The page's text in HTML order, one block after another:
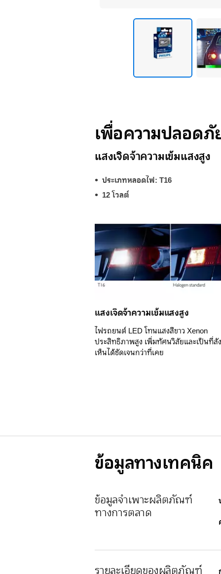
เพื่อความปลอด
แสงเจิดจ้าความเข้มแสงสูง
ประเภทหลอดไฟ: T16
12 โวลต์
แสงเจิดจ้าความเข้มแสงสูง
ไฟรถยนต์ LED โทนแสงสีขาว Xenon
ประสิทธิภาพสูง เพิ่มทัศนวิสัยและเป็นที่สั
เห็นได้ชัดเจนกว่าที่เคย
ข้อมูลทางเทคนิค
ข้อมูลจำเพาะผลิตภัณฑ์
ทางการตลาด
รายละเอียดของผลิตภัณฑ์